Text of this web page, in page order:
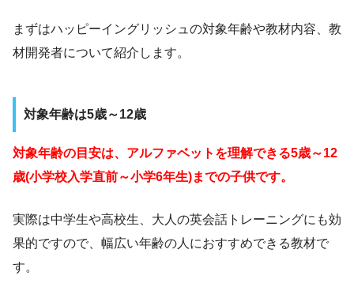
まずはハッピーイングリッシュの対象年齢や教材内容、教
材開発者について紹介します。
対象年齢は5歳～12歳
対象年齢の目安は、アルファベットを理解できる5歳～12
歳(小学校入学直前～小学6年生)までの子供です。
実際は中学生や高校生、大人の英会話トレーニングにも効
果的ですので、幅広い年齢の人におすすめできる教材で
す。